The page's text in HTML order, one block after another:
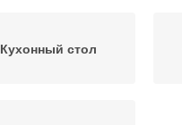
Кухонный стол